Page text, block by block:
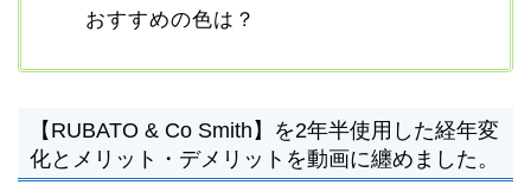
おすすめの色は？
【RUBATO & Co Smith】を2年半使用した経年変
化とメリット・デメリットを動画に纏めました。